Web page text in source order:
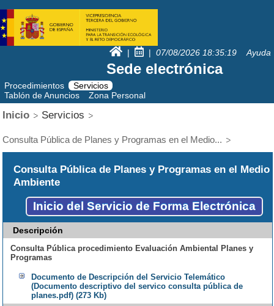
| | 07/08/2026 18:35:19 Ayuda
Sede electrónica
Procedimientos
Servicios
Tablón de Anuncios
Zona Personal
Inicio Servicios
Consulta Pública de Planes y Programas en el Medio...
Consulta Pública de Planes y Programas en el Medio
Ambiente
Inicio del Servicio de Forma Electrónica
Descripción
Consulta Pública procedimiento Evaluación Ambiental Planes y
Programas
Documento de Descripción del Servicio Telemático
(Documento descriptivo del servico consulta pública de
planes.pdf) (273 Kb)